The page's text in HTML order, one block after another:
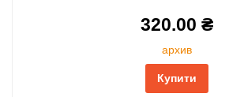
320.00 ₴
архив
Купити